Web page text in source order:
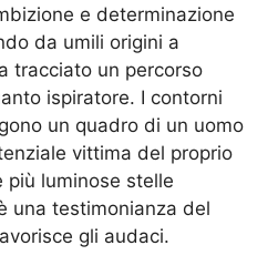
e determinazione
da umili origini a
tracciato un percorso
ispiratore. I contorni
un quadro di un uomo
vittima del proprio
più luminose stelle
una testimonianza del
gli audaci.